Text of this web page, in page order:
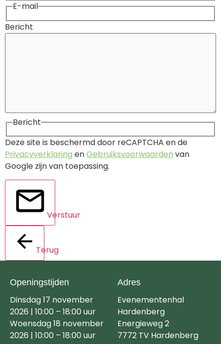
E-mail
Bericht
Bericht
Deze site is beschermd door reCAPTCHA en de
Privacyverklaring enGebruiksvoorwaarden van
Google zijn van toepassing.
Verstuur
Terug
Openingstijden
Dinsdag 17 november
2026 | 10:00 – 18:00 uur
Woensdag 18 november
2026 | 10:00 – 18:00 uur
Adres
Evenementenhal
Hardenberg
Energieweg 2
7772 TV Hardenberg